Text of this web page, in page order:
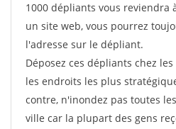
1000 dépliants vous reviendra
un site web, vous pourrez
l'adresse sur le dépliant.
Déposez ces dépliants chez
les endroits les plus
contre, n'inondez pas toutes
ville car la plupart des gens